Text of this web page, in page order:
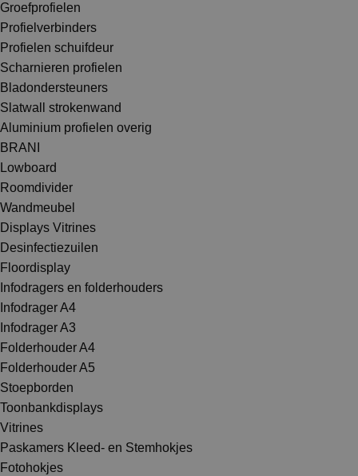
Groefprofielen
Profielverbinders
Profielen schuifdeur
Scharnieren profielen
Bladondersteuners
Slatwall strokenwand
Aluminium profielen overig
BRANI
Lowboard
Roomdivider
Wandmeubel
Displays Vitrines
Desinfectiezuilen
Floordisplay
Infodragers en folderhouders
Infodrager A4
Infodrager A3
Folderhouder A4
Folderhouder A5
Stoepborden
Toonbankdisplays
Vitrines
Paskamers Kleed- en Stemhokjes
Fotohokjes